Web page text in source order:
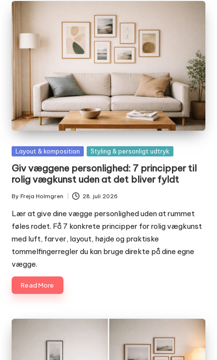
Posted
Layout & komposition Styling & personligt udtryk
Giv væggene personlighed: 7 principper til
rolig vægkunst uden at det bliver fyldt
Posted
by
By Freja Holmgren 28. juli 2026
Lær at give dine vægge personlighed uden at rummet
føles rodet. Få 7 konkrete principper for rolig vægkunst
med luft, farver, layout, højde og praktiske
tommelfingerregler du kan bruge direkte på dine egne
vægge.
Read More